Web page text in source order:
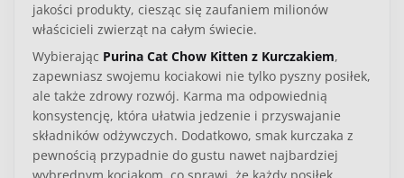
jakości produkty, ciesząc się zaufaniem milionów
właścicieli zwierząt na całym świecie.
Wybierając Purina Cat Chow Kitten z Kurczakiem,
zapewniasz swojemu kociakowi nie tylko pyszny posiłek,
ale także zdrowy rozwój. Karma ma odpowiednią
konsystencję, która ułatwia jedzenie i przyswajanie
składników odżywczych. Dodatkowo, smak kurczaka z
pewnością przypadnie do gustu nawet najbardziej